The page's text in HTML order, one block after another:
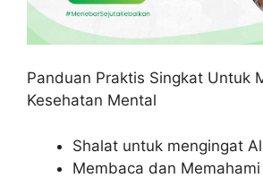
Panduan Praktis Singkat Untuk
Kesehatan Mental
Shalat untuk mengingat
Membaca dan Memahami